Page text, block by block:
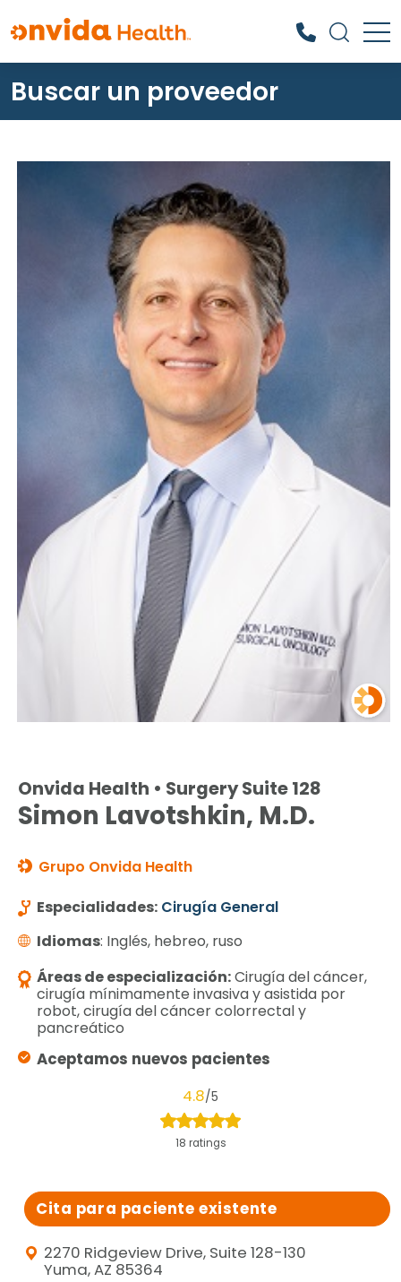
¿Qué podemos ayudarle a
encontrar?
Buscar un proveedor
Onvida Health • Surgery Suite 128
Simon Lavotshkin, M.D.
Grupo Onvida Health
Especialidades: Cirugía General
Idiomas: Inglés, hebreo, ruso
Áreas de especialización:Cirugía del cáncer,
cirugía mínimamente invasiva y asistida por
robot, cirugía del cáncer colorrectal y
pancreático
Aceptamos nuevos pacientes
4.8/5
18 ratings
Cita para paciente existente
2270 Ridgeview Drive, Suite 128-130
Yuma, AZ 85364